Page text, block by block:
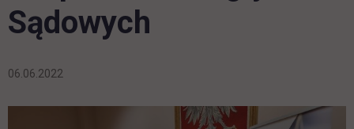
Sądowych
06.06.2022